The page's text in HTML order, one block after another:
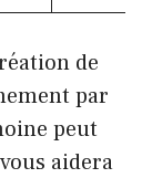
de
par
peut
aidera